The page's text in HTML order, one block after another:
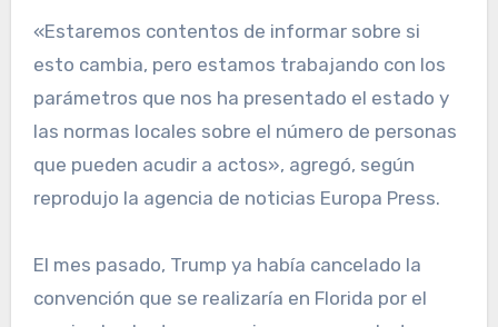
«Estaremos contentos de informar sobre si
esto cambia, pero estamos trabajando con los
parámetros que nos ha presentado el estado y
las normas locales sobre el número de personas
que pueden acudir a actos», agregó, según
reprodujo la agencia de noticias Europa Press.
El mes pasado, Trump ya había cancelado la
convención que se realizaría en Florida por el